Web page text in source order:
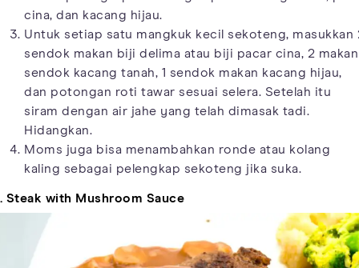
cina, dan kacang hijau.
Untuk setiap satu mangkuk kecil sekoteng, masukkan
sendok makan biji delima atau biji pacar cina, 2 makan
sendok kacang tanah, 1 sendok makan kacang hijau,
dan potongan roti tawar sesuai selera. Setelah itu
siram dengan air jahe yang telah dimasak tadi.
Hidangkan.
Moms juga bisa menambahkan ronde atau kolang
kaling sebagai pelengkap sekoteng jika suka.
Steak with Mushroom Sauce